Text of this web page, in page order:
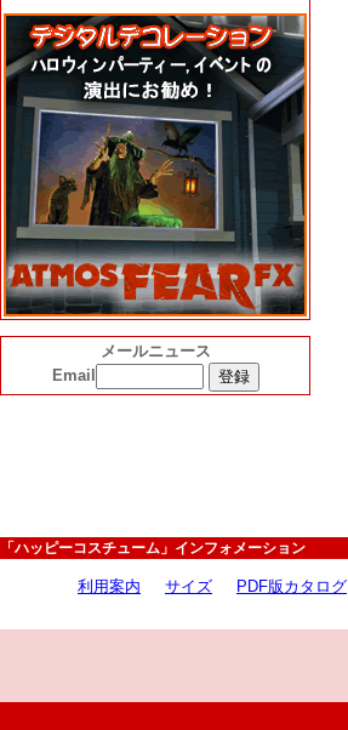
メールニュース
Email
「ハッピーコスチューム」インフォメーション
利用案内 サイズ PDF版カタログ